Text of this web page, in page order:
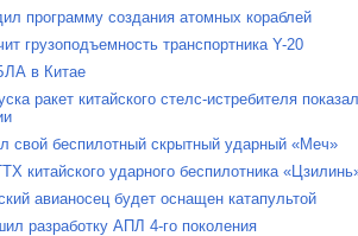
программу создания атомных кораблей
грузоподъемность транспортника Y-20
в Китае
ракет китайского стелс-истребителя
свой беспилотный скрытный ударный «Меч»
китайского ударного беспилотника
авианосец будет оснащен катапультой
разработку АПЛ 4-го поколения